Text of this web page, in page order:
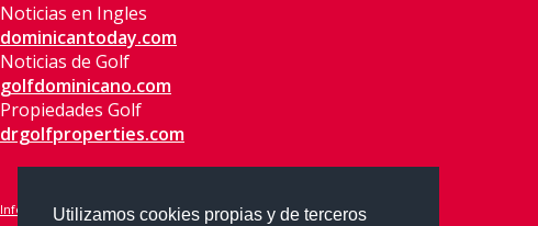
Utilizamos cookies propias y de terceros
Noticias en Ingles
dominicantoday.com
Noticias de Golf
golfdominicano.com
Propiedades Golf
drgolfproperties.com
Información Legal|Política de Privacidad| Política de Cookies